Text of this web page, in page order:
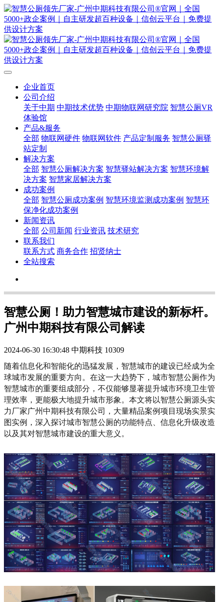
企业首页
公司介绍
关于中期 中期技术优势 中期物联网研究院 智慧公厕VR
体验馆
产品&服务
全部 物联网硬件 物联网软件 产品定制服务 智慧公厕驿
站定制
解决方案
全部 智慧公厕解决方案 智慧驿站解决方案 智慧环境解
决方案 智慧家居解决方案
成功案例
全部 智慧公厕成功案例 智慧环境监测成功案例 智慧环
保净化成功案例
新闻资讯
全部 公司新闻 行业资讯 技术研究
联系我们
联系方式 商务合作 招贤纳士
全站搜索
智慧公厕！助力智慧城市建设的新标杆。
广州中期科技有限公司解读
2024-06-30 16:30:48 中期科技 10309
随着信息化和智能化的迅猛发展，智慧城市的建设已经成为全
球城市发展的重要方向。在这一大趋势下，城市智慧公厕作为
智慧城市的重要组成部分，不仅能够显著提升城市环境卫生管
理效率，更能极大地提升城市形象。本文将以智慧公厕源头实
力厂家广州中期科技有限公司，大量精品案例项目现场实景实
图实例，深入探讨城市智慧公厕的功能特点、信息化升级改造
以及其对智慧城市建设的重大意义。